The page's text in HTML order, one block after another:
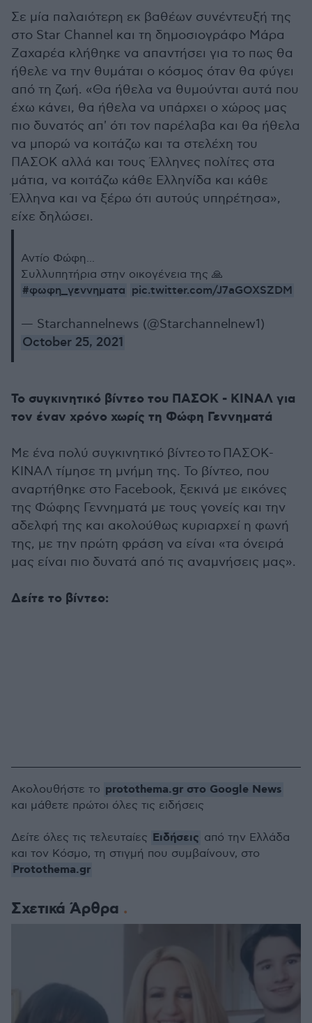
Σε μία παλαιότερη εκ βαθέων συνέντευξή της
στο Star Channel και τη δημοσιογράφο Μάρα
Ζαχαρέα κλήθηκε να απαντήσει για το πως θα
ήθελε να την θυμάται ο κόσμος όταν θα φύγει
από τη ζωή. «Θα ήθελα να θυμούνται αυτά που
έχω κάνει, θα ήθελα να υπάρχει ο χώρος μας
πιο δυνατός απ' ότι τον παρέλαβα και θα ήθελα
να μπορώ να κοιτάζω και τα στελέχη του
ΠΑΣΟΚ αλλά και τους Έλληνες πολίτες στα
μάτια, να κοιτάζω κάθε Ελληνίδα και κάθε
Έλληνα και να ξέρω ότι αυτούς υπηρέτησα»,
είχε δηλώσει.
Αντίο Φώφη...
Συλλυπητήρια στην οικογένεια της 🙏
#φωφη_γεννηματα pic.twitter.com/J7aGOXSZDM
— Starchannelnews (@Starchannelnew1)
October 25, 2021
Το συγκινητικό βίντεο του ΠΑΣΟΚ - ΚΙΝΑΛ για
τον έναν χρόνο χωρίς τη Φώφη Γεννηματά
Με ένα πολύ συγκινητικό βίντεο το ΠΑΣΟΚ-
ΚΙΝΑΛ τίμησε τη μνήμη της. Το βίντεο, που
αναρτήθηκε στο Facebook, ξεκινά με εικόνες
της Φώφης Γεννηματά με τους γονείς και την
αδελφή της και ακολούθως κυριαρχεί η φωνή
της, με την πρώτη φράση να είναι «τα όνειρά
μας είναι πιο δυνατά από τις αναμνήσεις μας».
Δείτε το βίντεο:
Σχετικά Άρθρα
Ακολουθήστε το protothema.gr στο Google News
και μάθετε πρώτοι όλες τις ειδήσεις
Δείτε όλες τις τελευταίες Ειδήσεις από την Ελλάδα
και τον Κόσμο, τη στιγμή που συμβαίνουν, στο
Protothema.gr